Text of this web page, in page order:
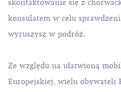
skontaktowanie się z
konsulatem w celu
wyruszysz w podróż.
Ze względu na ułatwioną
Europejskiej, wielu obywateli